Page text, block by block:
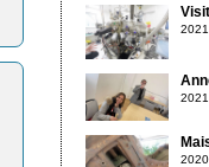
2021
2021
2020